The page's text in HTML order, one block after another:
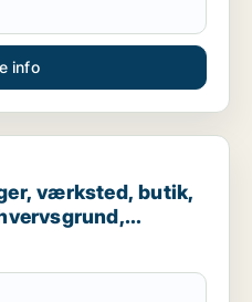
info
butik, klinik, restaurant,
værksted, butik,
hotel,
garage til salg i